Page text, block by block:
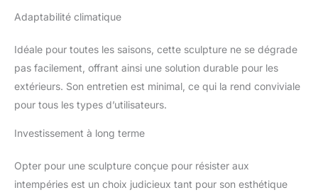
Adaptabilité climatique
Idéale pour toutes les saisons, cette sculpture ne se dégrade
pas facilement, offrant ainsi une solution durable pour les
extérieurs. Son entretien est minimal, ce qui la rend conviviale
pour tous les types d’utilisateurs.
Investissement à long terme
Opter pour une sculpture conçue pour résister aux
intempéries est un choix judicieux tant pour son esthétique